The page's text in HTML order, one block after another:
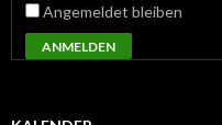
Angemeldet bleiben
ANMELDEN